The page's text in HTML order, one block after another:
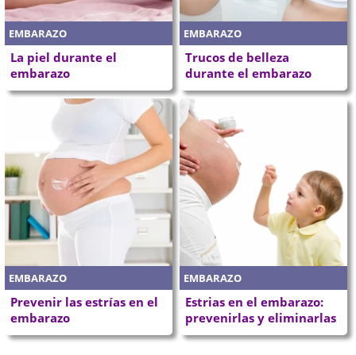
EMBARAZO
La piel durante el
embarazo
EMBARAZO
Trucos de belleza
durante el embarazo
EMBARAZO
Prevenir las estrías en el
embarazo
EMBARAZO
Estrias en el embarazo:
prevenirlas y eliminarlas